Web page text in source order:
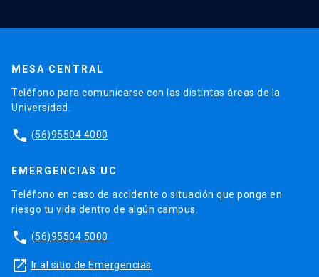
MESA CENTRAL
Teléfono para comunicarse con las distintas áreas de la
Universidad.
phone (56)95504 4000
EMERGENCIAS UC
Teléfono en caso de accidente o situación que ponga en
riesgo tu vida dentro de algún campus.
phone (56)95504 5000
launch Ir al sitio de Emergencias